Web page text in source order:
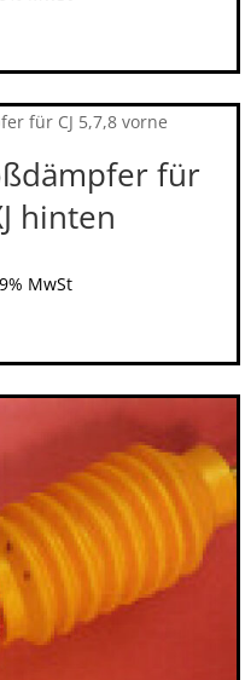
für
hinten
MwSt